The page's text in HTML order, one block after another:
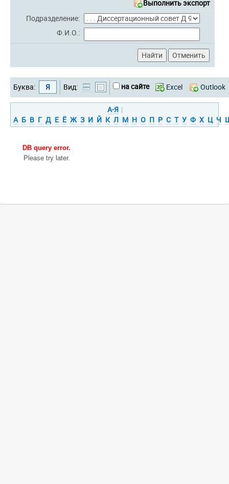
Выполнить экспорт
Подразделение:
Ф.И.О.:
Буква: Я Вид: на сайте Excel Outlook
А-Я |
А Б В Г Д Е Ё Ж З И Й К Л М Н О П Р С Т У Ф Х Ц Ч
DB query error.
Please try later.